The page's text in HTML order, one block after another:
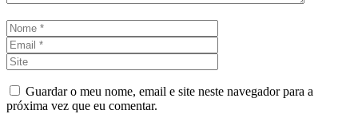
Nome
Guardar o meu nome, email e site neste navegador para a
próxima vez que eu comentar.